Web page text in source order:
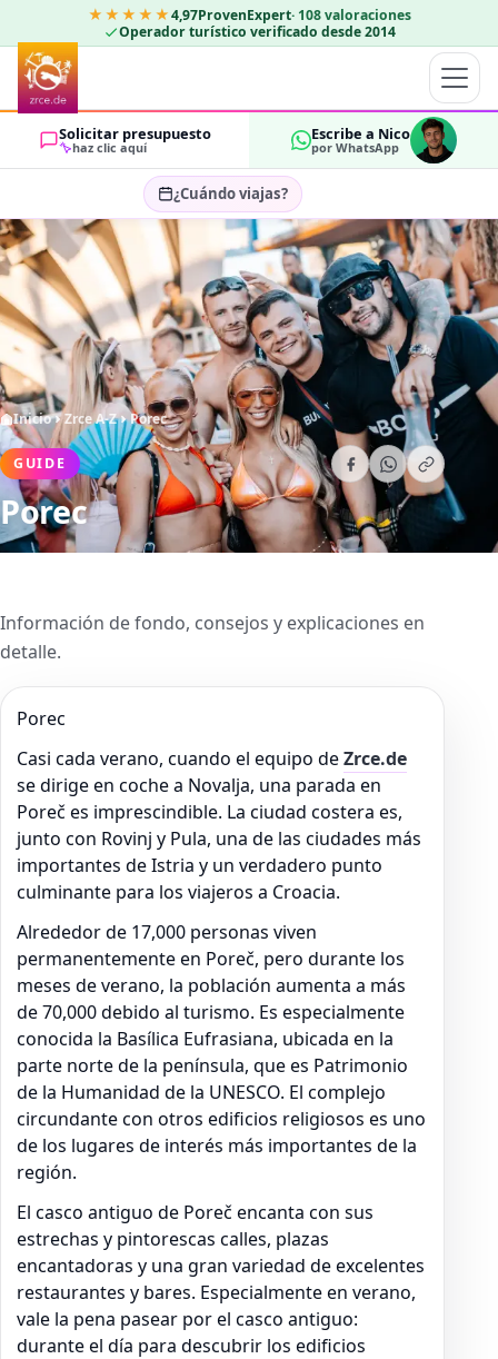
★★★★★4,97ProvenExpert· 108 valoraciones
Operador turístico verificado desde 2014
Solicitar presupuesto
haz clic aquí
Escribe a Nico
por WhatsApp
¿Cuándo viajas?
Seleccionar fechas…
HUÉSPEDES
2 OK
Inicio Zrce A-Z Porec
GUIDE
Porec
Información de fondo, consejos y explicaciones en
detalle.
Porec
Casi cada verano, cuando el equipo deZrce.de
se dirige en coche a Novalja, una parada en
Poreč es imprescindible. La ciudad costera es,
junto con Rovinj y Pula, una de las ciudades más
importantes de Istria y un verdadero punto
culminante para los viajeros a Croacia.
Alrededor de 17,000 personas viven
permanentemente en Poreč, pero durante los
meses de verano, la población aumenta a más
de 70,000 debido al turismo. Es especialmente
conocida la Basílica Eufrasiana, ubicada en la
parte norte de la península, que es Patrimonio
de la Humanidad de la UNESCO. El complejo
circundante con otros edificios religiosos es uno
de los lugares de interés más importantes de la
región.
El casco antiguo de Poreč encanta con sus
estrechas y pintorescas calles, plazas
encantadoras y una gran variedad de excelentes
restaurantes y bares. Especialmente en verano,
vale la pena pasear por el casco antiguo:
durante el día para descubrir los edificios